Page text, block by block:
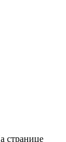
странице